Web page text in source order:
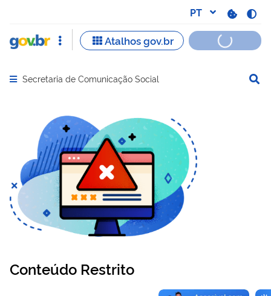
Abrir menu principal de navegação
Secretaria de Comunicação Social
Conteúdo Restrito